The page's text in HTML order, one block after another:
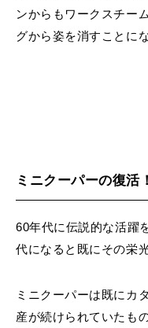
ンからもワークスチー
グから姿を消すことに
ミニクーパーの復活！
60年代に伝説的な活躍
代になると既にその栄
ミニクーパーは既にカ
産が続けられていたも